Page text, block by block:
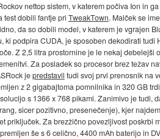
nettop sistem, v katerem počiva Ion in
test dobili fantje pri TweakTown. Malček se
da so dobili model, v katerem je vgrajen
ki podpira CUDA, je sposoben dekodirati
Z 2,5 litra prostornine je le nekaj
Za posladek so procesor brez težav
jepredstavil tudi svoj prvi prenosnik na
z 2 gigabajtoma pomnilnika in 320 GB
s 1366 x 768 pikami. Zanimivo je tudi,
sicer pozitivno, presenečenje), kjer
priključek. Za brezžično povezljivost poskrbi
še s 6 celično, 4400 mAh baterijo in